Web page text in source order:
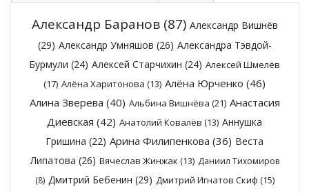
Александр Баранов(87) Александр Вишнёв
(29) Александр Умняшов (26) Александра Тэвдой-
Бурмули (24) Алексей Старчихин (24) Алексей Шмелёв
(17) Алёна Харитонова (13) Алёна Юрченко (46)
Алина Зверева (40) Альбина Вишнёва (21) Анастасия
Диевская (42) Анатолий Ковалёв (13) Аннушка
Гришина (22) Арина Филипенкова (36) Веста
Липатова (26) Вячеслав Жинжак (13) Даниил Тихомиров
(8) Дмитрий Бебенин (29) Дмитрий Игнатов Скиф (15)